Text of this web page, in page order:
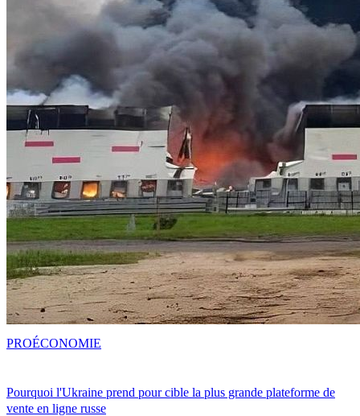
Pourquoi l'Ukraine prend pour cible la plus grande plateforme de
vente en ligne russe
PROÉCONOMIE